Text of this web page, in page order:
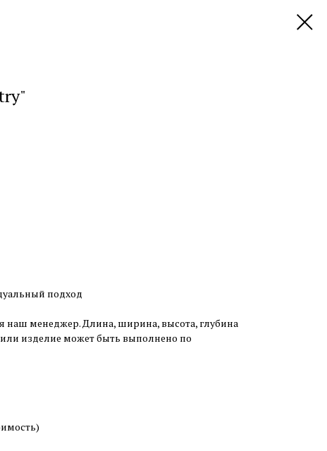
подход
наш менеджер. Длина, ширина, высота, глубина
изделие может быть выполнено по